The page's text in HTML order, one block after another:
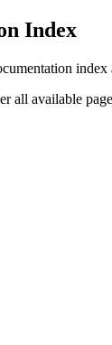
Index
index
all available